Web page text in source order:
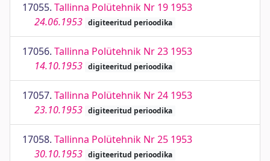
17055. Tallinna Polütehnik Nr 19 1953
24.06.1953 digiteeritud perioodika
17056. Tallinna Polütehnik Nr 23 1953
14.10.1953 digiteeritud perioodika
17057. Tallinna Polütehnik Nr 24 1953
23.10.1953 digiteeritud perioodika
17058. Tallinna Polütehnik Nr 25 1953
30.10.1953 digiteeritud perioodika